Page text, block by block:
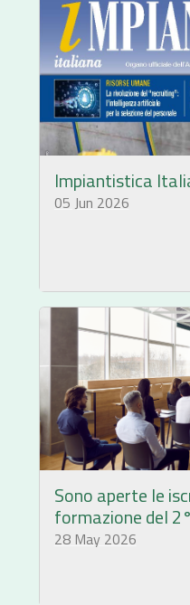
Impiantistica
05 Jun 2026
Sono aperte le
formazione del
28 May 2026